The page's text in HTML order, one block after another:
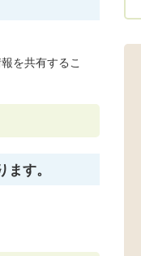
を共有するこ
す。